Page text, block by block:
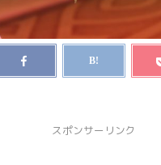
スポンサーリンク